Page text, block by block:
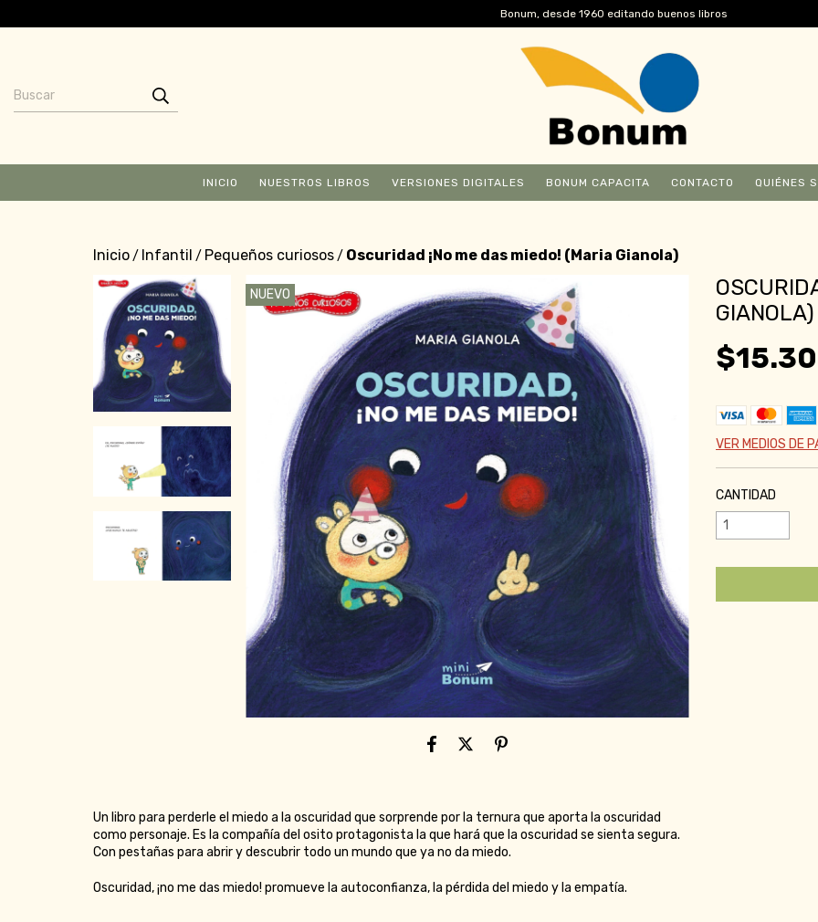
Bonum, desde 1960 editando buenos libros
INICIO NUESTROS LIBROS VERSIONES DIGITALES BONUM CAPACITA CONTACTO QUIÉNES
Inicio/ Infantil / Pequeños curiosos/ Oscuridad ¡No me das miedo! (Maria Gianola)
NUEVO
Un libro para perderle el miedo a la oscuridad que sorprende por la ternura que aporta la oscuridad
como personaje. Es la compañía del osito protagonista la que hará que la oscuridad se sienta segura.
Con pestañas para abrir y descubrir todo un mundo que ya no da miedo.
Oscuridad, ¡no me das miedo! promueve la autoconfianza, la pérdida del miedo y la empatía.
GIANOLA)
VER MEDIOS DE
CANTIDAD